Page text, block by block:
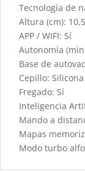
Tecnología de
Altura (cm): 10,5
APP / WIFI: Sí
Autonomía
Base de
Cepillo:
Fregado: Sí
Inteligencia
Mando a
Mapas
Modo turbo